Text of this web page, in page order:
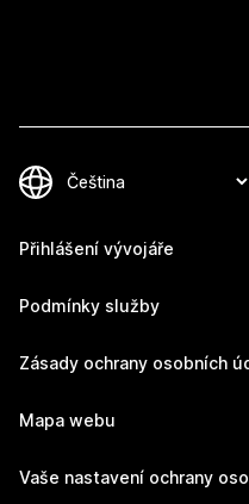
Přihlášení vývojáře
Podmínky služby
Zásady ochrany osobních
Mapa webu
Vaše nastavení ochrany